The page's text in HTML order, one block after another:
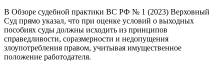
В Обзоре судебной практики ВС РФ № 1 (2023) Верховный
Суд прямо указал, что при оценке условий о выходных
пособиях суды должны исходить из принципов
справедливости, соразмерности и недопущения
злоупотребления правом, учитывая имущественное
положение работодателя.